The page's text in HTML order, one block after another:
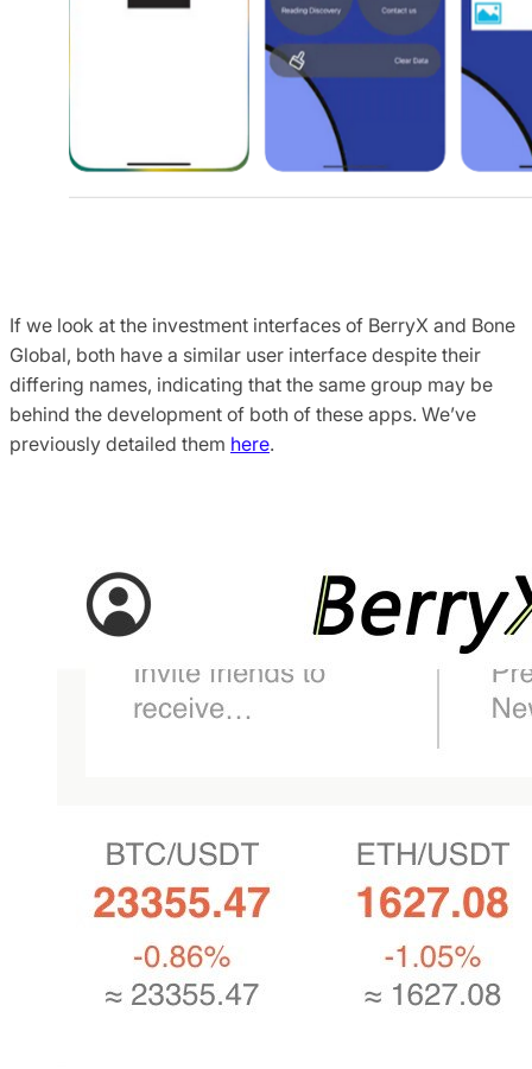
If we look at the investment interfaces of BerryX and Bone
Global, both have a similar user interface despite their
differing names, indicating that the same group may be
behind the development of both of these apps. We’ve
previously detailed them here.